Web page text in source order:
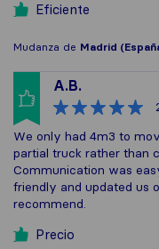
Eficiente
Mudanza de Madrid
A.B.
We only had 4m3 to
partial truck rather than
Communication was
friendly and updated us
recommend.
Precio